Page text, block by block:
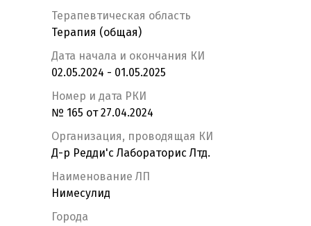
Терапевтическая область
Терапия (общая)
Дата начала и окончания КИ
02.05.2024 - 01.05.2025
Номер и дата РКИ
№ 165 от 27.04.2024
Организация, проводящая КИ
Д-р Редди'с Лабораторис Лтд.
Наименование ЛП
Нимесулид
Города